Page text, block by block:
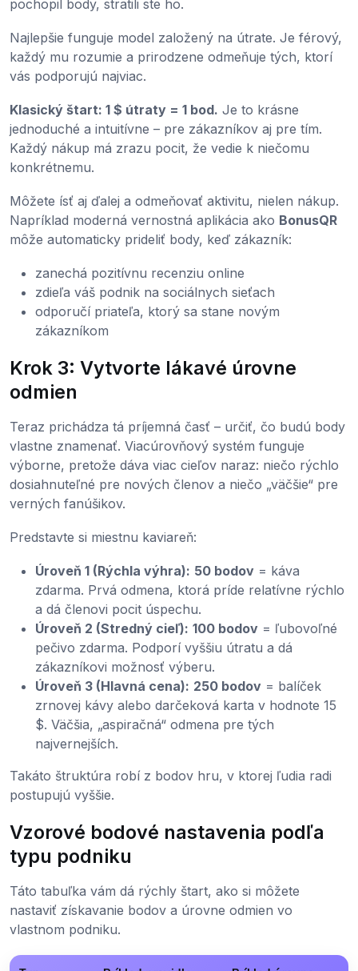
pochopil body, stratili ste ho.
Najlepšie funguje model založený na útrate. Je férový,
každý mu rozumie a prirodzene odmeňuje tých, ktorí
vás podporujú najviac.
Klasický štart: 1 $ útraty = 1 bod. Je to krásne
jednoduché a intuitívne – pre zákazníkov aj pre tím.
Každý nákup má zrazu pocit, že vedie k niečomu
konkrétnemu.
Môžete ísť aj ďalej a odmeňovať aktivitu, nielen nákup.
Napríklad moderná vernostná aplikácia ako BonusQR
môže automaticky prideliť body, keď zákazník:
zanechá pozitívnu recenziu online
zdieľa váš podnik na sociálnych sieťach
odporučí priateľa, ktorý sa stane novým
zákazníkom
Krok 3: Vytvorte lákavé úrovne
odmien
Teraz prichádza tá príjemná časť – určiť, čo budú body
vlastne znamenať. Viacúrovňový systém funguje
výborne, pretože dáva viac cieľov naraz: niečo rýchlo
dosiahnuteľné pre nových členov a niečo „väčšie“ pre
verných fanúšikov.
Predstavte si miestnu kaviareň:
Úroveň 1 (Rýchla výhra): 50 bodov = káva
zdarma. Prvá odmena, ktorá príde relatívne rýchlo
a dá členovi pocit úspechu.
Úroveň 2 (Stredný cieľ): 100 bodov = ľubovoľné
pečivo zdarma. Podporí vyššiu útratu a dá
zákazníkovi možnosť výberu.
Úroveň 3 (Hlavná cena): 250 bodov = balíček
zrnovej kávy alebo darčeková karta v hodnote 15
$. Väčšia, „aspiračná“ odmena pre tých
najvernejších.
Takáto štruktúra robí z bodov hru, v ktorej ľudia radi
postupujú vyššie.
Vzorové bodové nastavenia podľa
typu podniku
Táto tabuľka vám dá rýchly štart, ako si môžete
nastaviť získavanie bodov a úrovne odmien vo
vlastnom podniku.